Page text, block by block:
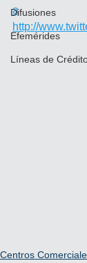
Difusiones
Efemérides
Líneas de
a
http://
Centros